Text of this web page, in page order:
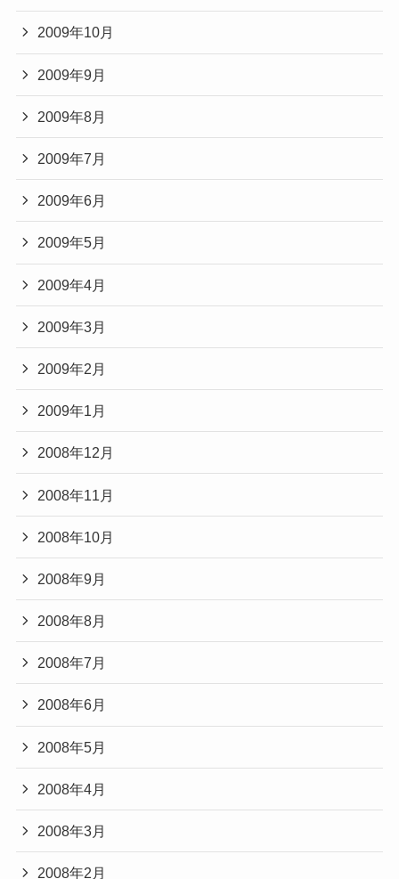
2009年10月
2009年9月
2009年8月
2009年7月
2009年6月
2009年5月
2009年4月
2009年3月
2009年2月
2009年1月
2008年12月
2008年11月
2008年10月
2008年9月
2008年8月
2008年7月
2008年6月
2008年5月
2008年4月
2008年3月
2008年2月